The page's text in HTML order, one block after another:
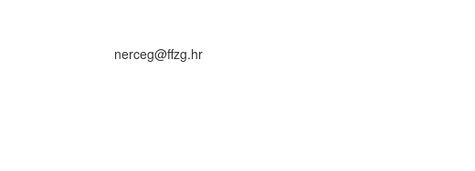
nerceg@ffzg.hr